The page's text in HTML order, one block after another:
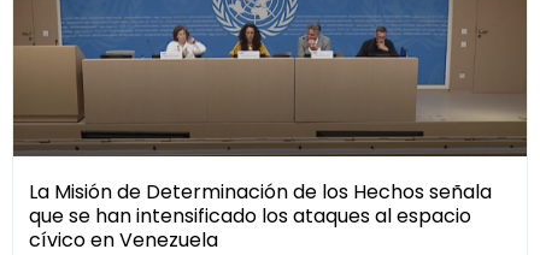
La Misión de Determinación de los Hechos señala
que se han intensificado los ataques al espacio
cívico en Venezuela